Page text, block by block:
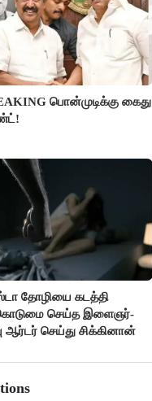
பொன்முடிக்கு கைது
தோழியை கடத்தி
செய்த இளைஞர்-
ஆர்டர் செய்து சிக்கினான்